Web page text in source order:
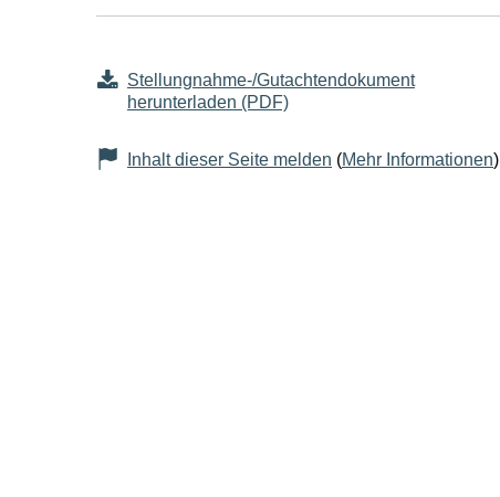
Stellungnahme-/Gutachtendokument
herunterladen (PDF)
Inhalt dieser Seite melden (Mehr Informationen)